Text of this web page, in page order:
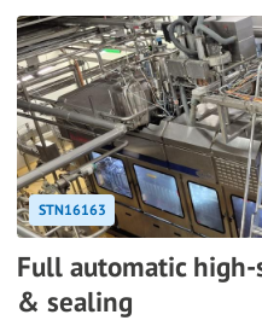
STN16163
Full automatic
& sealing